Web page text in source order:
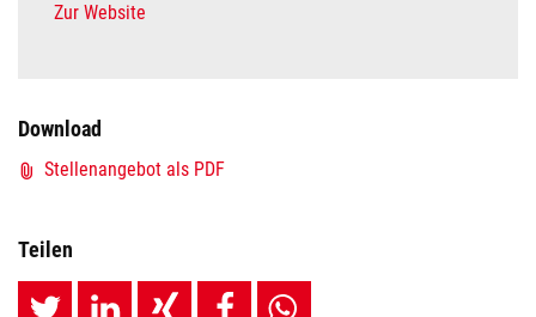
Zur Website
Download
Stellenangebot als PDF
Teilen